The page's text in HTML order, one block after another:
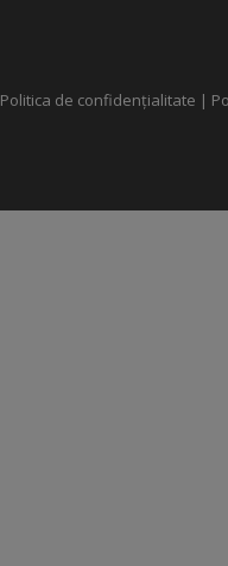
Politica de confidențialitate |